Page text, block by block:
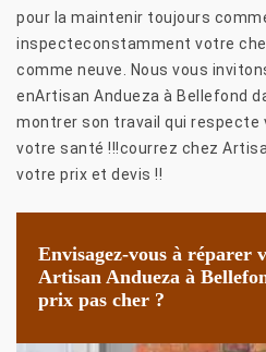
pour la maintenir toujours
inspecteconstamment votre
comme neuve. Nous vous
enArtisan Andueza à Bellefond
montrer son travail qui respecte
votre santé !!!courrez chez
votre prix et devis !!
Envisagez-vous à réparer
Artisan Andueza à
prix pas cher ?